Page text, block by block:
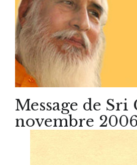
Message de
novembre